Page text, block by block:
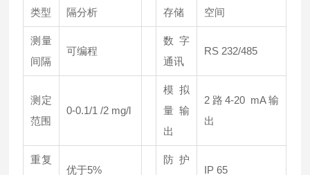
类型
隔分析
存储
空间
测量
间隔
可编程
数字
通讯
RS 232/485
测定
范围
0-0.1/1 /2 mg/l
模拟
量输
出
2路4-20 mA输
出
重复
优于5%
防护
IP 65